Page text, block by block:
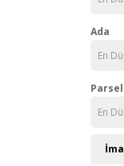
Ada
Parsel